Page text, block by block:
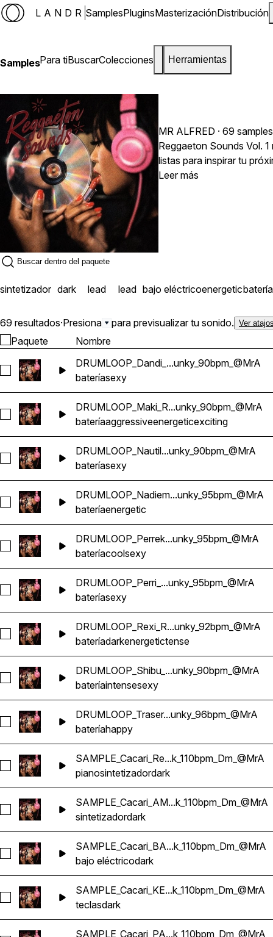
LANDR SamplesPluginsMasterizaciónDistribución
SamplesPara tiBuscarColecciones Herramientas
MR ALFRED · 69 samples
Reggaeton Sounds Vol.
listas para inspirar tu
pensado para que produzcas con rapidez sin
Leer más
sintetizador dark lead lead bajo eléctricoenergeticbatería
69 resultados·Presiona para previsualizar tu sonido. Ver
Paquete Nombre
Seleccionar
DRUMLOOP_Dandi_...unky_90bpm_@MrA
bateríasexy
Seleccionar
DRUMLOOP_Maki_R...unky_90bpm_@MrA
bateríaaggressiveenergeticexciting
Seleccionar
DRUMLOOP_Nautil...unky_90bpm_@MrA
bateríasexy
Seleccionar
DRUMLOOP_Nadiem...unky_95bpm_@MrA
bateríaenergetic
Seleccionar
DRUMLOOP_Perrek...unky_95bpm_@MrA
bateríacoolsexy
Seleccionar
DRUMLOOP_Perri_...unky_95bpm_@MrA
bateríasexy
Seleccionar
DRUMLOOP_Rexi_R...unky_92bpm_@MrA
bateríadarkenergetictense
Seleccionar
DRUMLOOP_Shibu_...unky_90bpm_@MrA
bateríaintensesexy
Seleccionar
DRUMLOOP_Traser...unky_96bpm_@MrA
bateríahappy
Seleccionar
SAMPLE_Cacari_Re...k_110bpm_Dm_@MrA
pianosintetizadordark
Seleccionar
SAMPLE_Cacari_AM...k_110bpm_Dm_@MrA
sintetizadordark
Seleccionar
SAMPLE_Cacari_BA...k_110bpm_Dm_@MrA
bajo eléctricodark
Seleccionar
SAMPLE_Cacari_KE...k_110bpm_Dm_@MrA
teclasdark
SAMPLE_Cacari_PA...k_110bpm_Dm_@MrA